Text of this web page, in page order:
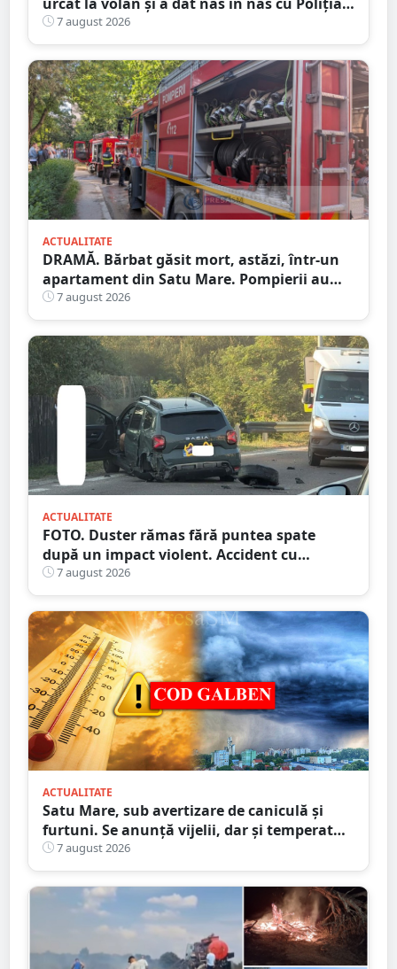
Satu Mare
7 august 2026
ACTUALITATE
DRAMĂ. Bărbat găsit mort, astăzi, într-un
apartament din Satu Mare. Pompierii au
spart ușa
7 august 2026
ACTUALITATE
FOTO. Duster rămas fără puntea spate
după un impact violent. Accident cu
implicarea unei mașini din Satu Mare
7 august 2026
ACTUALITATE
Satu Mare, sub avertizare de caniculă și
furtuni. Se anunță vijelii, dar și temperaturi
ridicate. Avertizarea ANM
7 august 2026